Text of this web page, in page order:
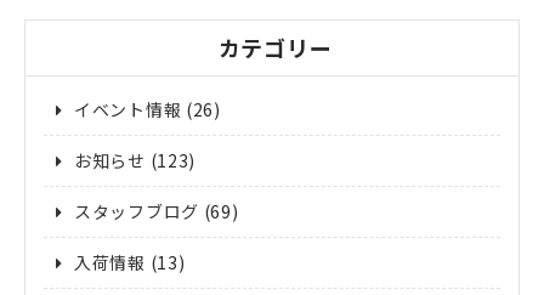
カテゴリー
イベント情報 (26)
お知らせ (123)
スタッフブログ (69)
入荷情報 (13)